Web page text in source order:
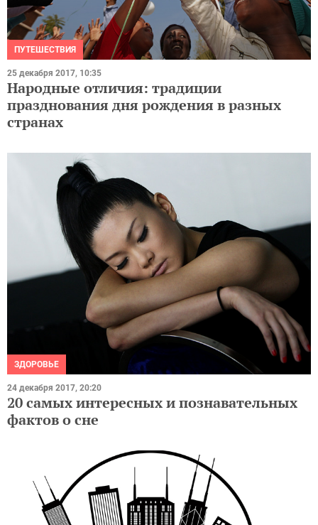
ПУТЕШЕСТВИЯ
25 декабря 2017, 10:35
Народные отличия: традиции
празднования дня рождения в разных
странах
ЗДОРОВЬЕ
24 декабря 2017, 20:20
20 самых интересных и познавательных
фактов о сне